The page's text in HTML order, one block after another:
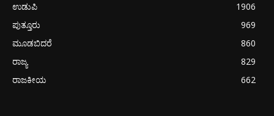
ಉಡುಪಿ
1906
ಪುತ್ತೂರು
969
ಮೂಡಬಿದರೆ
860
ರಾಜ್ಯ
829
ರಾಜಕೀಯ
662